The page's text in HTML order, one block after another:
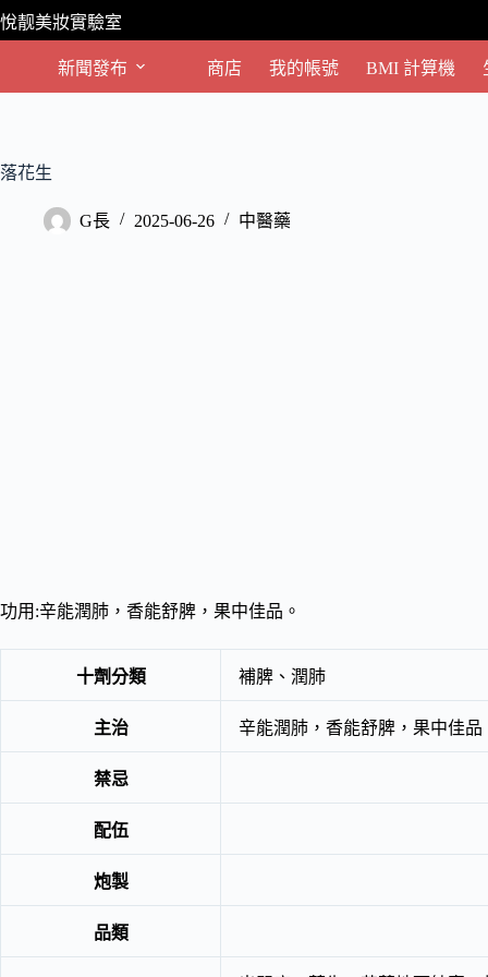
跳
至
要
悅靓美妝實驗室
新聞發布 商店 我的帳號 BMI 計算機
落花生
G長 2025-06-26 中醫藥
功用:辛能潤肺，香能舒脾，果中佳品。
十劑分類 補脾、潤肺
主治 辛能潤肺，香能舒脾，果中佳品
禁忌
配伍
炮製
品類